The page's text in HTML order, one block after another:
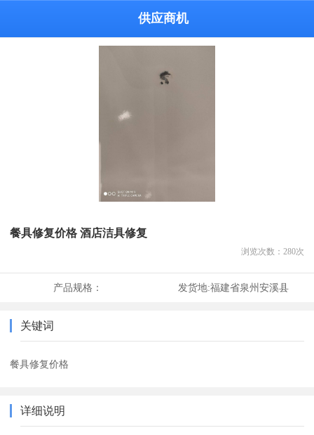
供应商机
餐具修复价格 酒店洁具修复
浏览次数： 280次
产品规格： 发货地:福建省泉州安溪县
关键词
餐具修复价格
详细说明